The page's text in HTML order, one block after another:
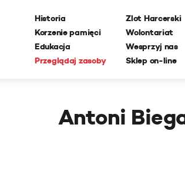
Historia
Korzenie pamięci
Edukacja
Przeglądaj zasoby
Zlot Harcerski
Wolontariat
Wesprzyj nas
Sklep on-line
Antoni